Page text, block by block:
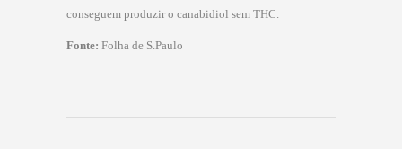
conseguem produzir o canabidiol sem THC.
Fonte: Folha de S.Paulo